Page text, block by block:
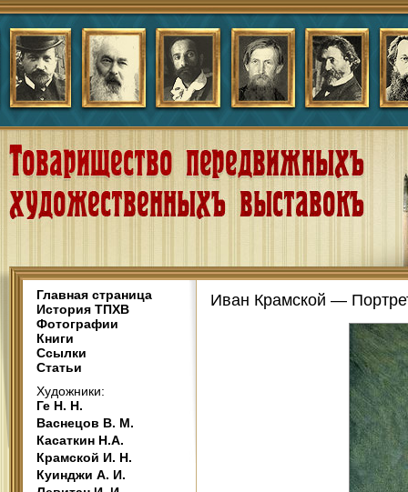
Главная страница
История ТПХВ
Фотографии
Книги
Ссылки
Статьи
Художники:
Ге Н. Н.
Васнецов В. М.
Касаткин Н.А.
Крамской И. Н.
Куинджи А. И.
Иван Крамской —